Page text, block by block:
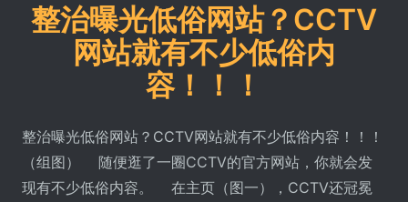
整治曝光低俗网站？CCTV
网站就有不少低俗内
容！！！
整治曝光低俗网站？CCTV网站就有不少低俗内容！！！
（组图） 随便逛了一圈CCTV的官方网站，你就会发
现有不少低俗内容。 在主页（图一），CCTV还冠冕